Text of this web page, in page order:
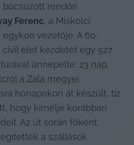
rendőri
Ferenc, a Miskolci
vezetője. A 60.
élet kezdetét egy 527
ünnepelte: 23 nap
a Zala megyei
hónapokon át készült, tíz
hogy kímélje korábban
Az út során főként
a szállások